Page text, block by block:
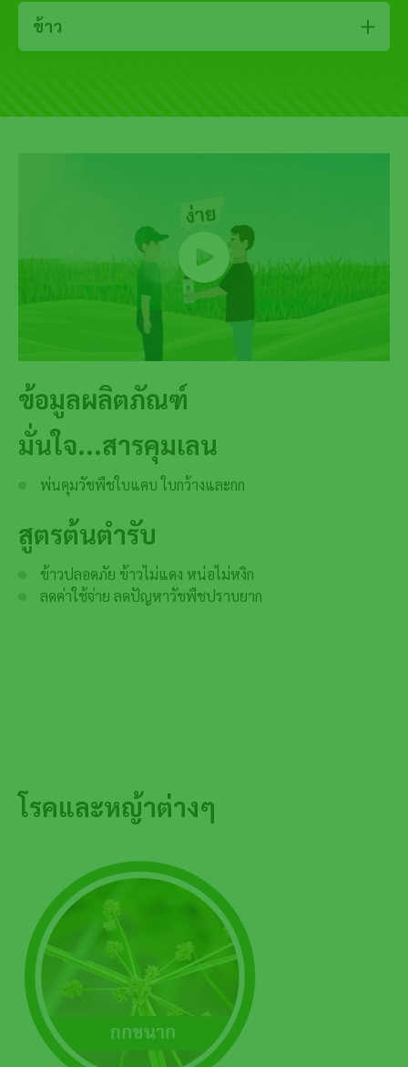
ข้อมูลผลิตภัณฑ์
มั่นใจ...สารคุมเลน
พ่นคุมวัชพืชใบแคบ ใบกว้างและกก
สูตรต้นตำรับ
ข้าวปลอดภัย ข้าวไม่แดง หน่อไม่หงิก
ลดค่าใช้จ่าย ลดปัญหาวัชพืชปราบยาก
ข้าว
โรคและหญ้าต่างๆ